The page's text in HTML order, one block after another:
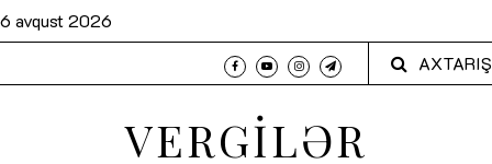
6 avqust 2026
AXTARIŞ
VERGİLƏR